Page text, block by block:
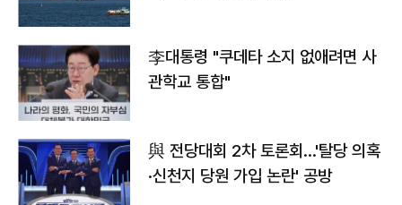
李대통령 "쿠데타 소지 없애려면 사
관학교 통합"
與 전당대회 2차 토론회…'탈당 의혹
·신천지 당원 가입 논란' 공방